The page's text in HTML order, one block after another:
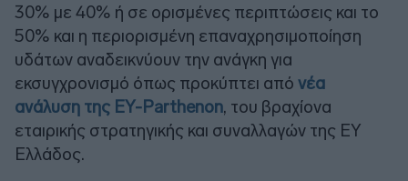
30% με 40% ή σε ορισμένες περιπτώσεις και το
50% και η περιορισμένη επαναχρησιμοποίηση
υδάτων αναδεικνύουν την ανάγκη για
εκσυγχρονισμό όπως προκύπτει από νέα
ανάλυση της EY-Parthenon, του βραχίονα
εταιρικής στρατηγικής και συναλλαγών της EY
Ελλάδος.